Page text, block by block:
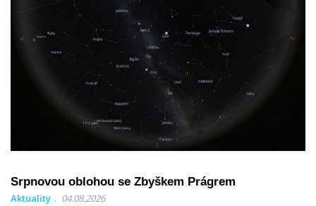
Srpnovou oblohou se Zbyškem Prágrem
Aktuality 04.08.2026